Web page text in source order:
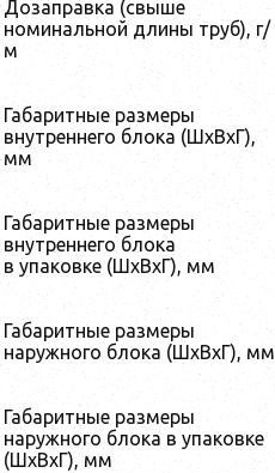
Дозаправка (свыше
номинальной длины труб), г/
м
Габаритные размеры
внутреннего блока (ШxВxГ),
мм
Габаритные размеры
внутреннего блока
в упаковке (ШхВхГ), мм
Габаритные размеры
наружного блока (ШxВxГ), мм
Габаритные размеры
наружного блока в упаковке
(ШxВxГ), мм